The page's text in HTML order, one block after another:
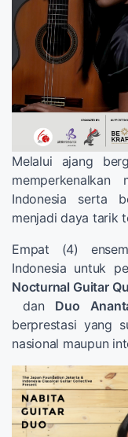
Melalui ajang
Indonesia serta
menjadi daya tarik
Empat (4)
Indonesia untuk
Nocturnal Guitar
dan Duo
berprestasi yang
nasional maupun